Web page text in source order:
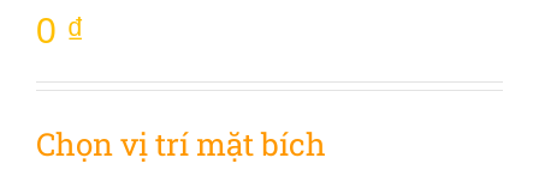
0 ₫
Chọn vị trí mặt bích